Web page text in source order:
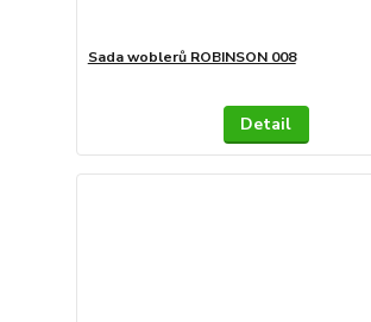
Sada woblerů ROBINSON 008
Detail